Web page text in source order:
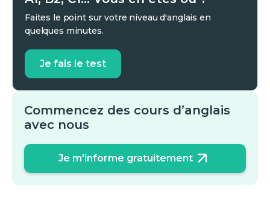
Faites le point sur votre niveau d'anglais en
quelques minutes.
Je fais le test
Commencez des cours d’anglais
avec nous
Je m'informe gratuitement